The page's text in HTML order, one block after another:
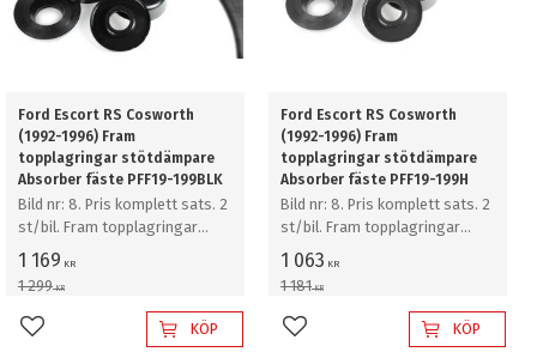
Ford Escort RS Cosworth
(1992-1996) Fram
topplagringar stötdämpare
Absorber fäste PFF19-199BLK
Bild nr: 8. Pris komplett sats. 2
st/bil. Fram topplagringar
stötdämpare Absorber fäste
1 169 KR
1 299KR
Lägg till i favoriterKÖP
Ford Escort RS Cosworth
(1992-1996) Fram
topplagringar stötdämpare
Absorber fäste PFF19-199H
Bild nr: 8. Pris komplett sats. 2
st/bil. Fram topplagringar
stötdämpare Absorber fäste
1 063 KR
1 181KR
Lägg till i favoriterKÖP